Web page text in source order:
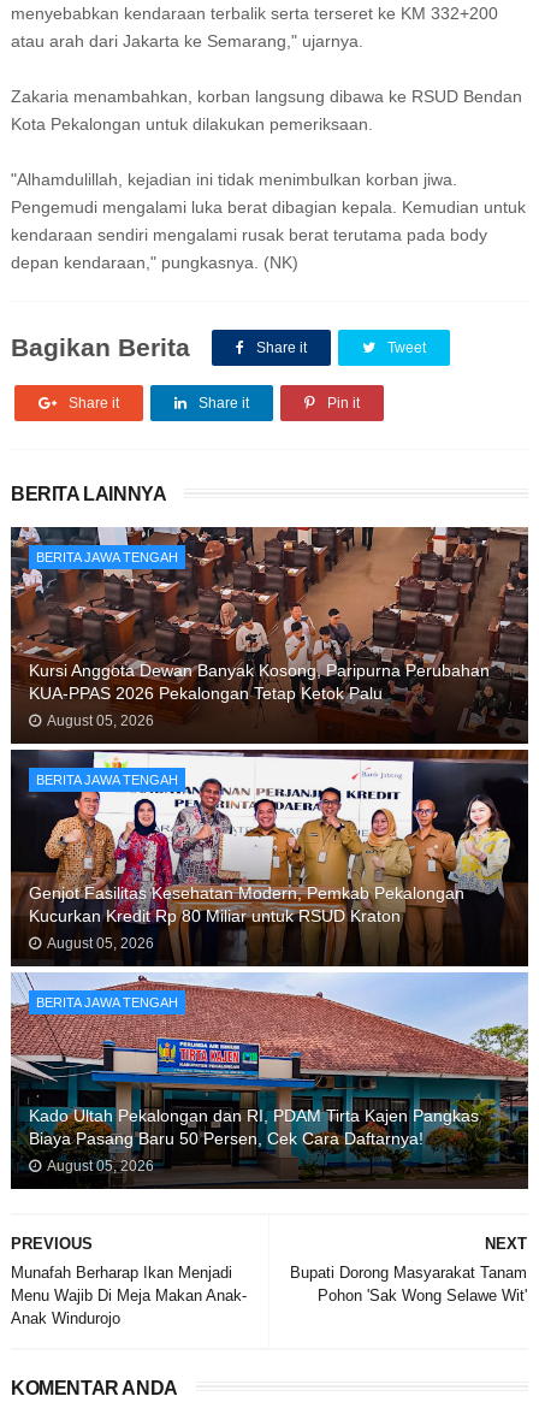
menyebabkan kendaraan terbalik serta terseret ke KM 332+200
atau arah dari Jakarta ke Semarang," ujarnya.
Zakaria menambahkan, korban langsung dibawa ke RSUD Bendan
Kota Pekalongan untuk dilakukan pemeriksaan.
"Alhamdulillah, kejadian ini tidak menimbulkan korban jiwa.
Pengemudi mengalami luka berat dibagian kepala. Kemudian untuk
kendaraan sendiri mengalami rusak berat terutama pada body
depan kendaraan," pungkasnya. (NK)
Bagikan Berita Share it Tweet
Share it Share it Pin it
BERITA LAINNYA
BERITA JAWA TENGAH
Kursi Anggota Dewan Banyak Kosong, Paripurna Perubahan
KUA-PPAS 2026 Pekalongan Tetap Ketok Palu
August 05, 2026
BERITA JAWA TENGAH
Genjot Fasilitas Kesehatan Modern, Pemkab Pekalongan
Kucurkan Kredit Rp 80 Miliar untuk RSUD Kraton
August 05, 2026
BERITA JAWA TENGAH
Kado Ultah Pekalongan dan RI, PDAM Tirta Kajen Pangkas
Biaya Pasang Baru 50 Persen, Cek Cara Daftarnya!
August 05, 2026
NEXT
Bupati Dorong Masyarakat Tanam
Pohon 'Sak Wong Selawe Wit'
PREVIOUS
Munafah Berharap Ikan Menjadi
Menu Wajib Di Meja Makan Anak-
Anak Windurojo
KOMENTAR ANDA